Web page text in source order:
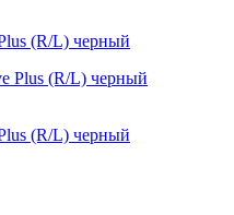
(R/L) черный
(R/L) черный